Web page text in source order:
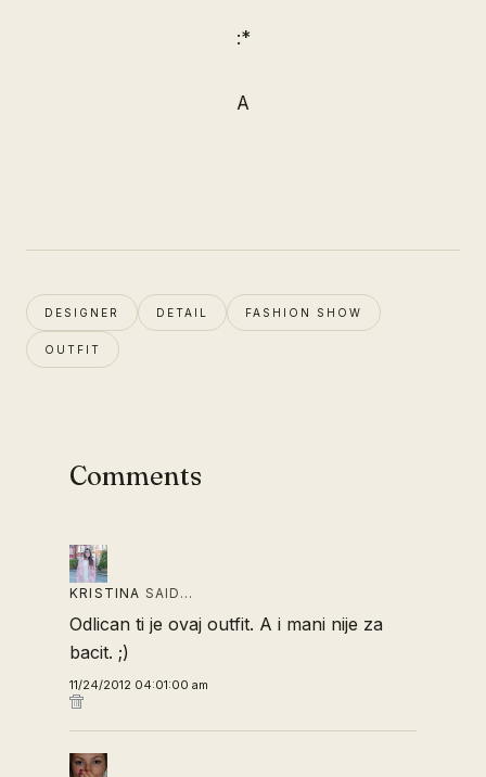
:*
A
DESIGNER DETAIL FASHION SHOW
OUTFIT
Comments
KRISTINA SAID…
Odlican ti je ovaj outfit. A i mani nije za
bacit. ;)
11/24/2012 04:01:00 am